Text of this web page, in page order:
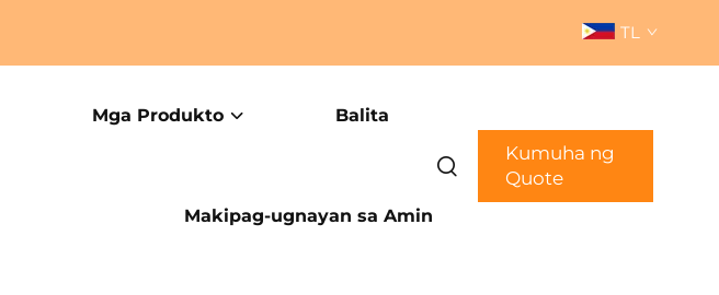
TL
Mga Produkto Balita
Makipag-ugnayan sa Amin
Kumuha ng
Quote